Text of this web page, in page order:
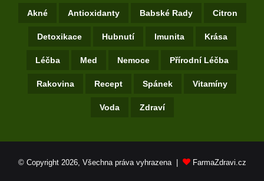
Akné Antioxidanty Babské Rady Citron
Detoxikace Hubnutí Imunita Krása
Léčba Med Nemoce Přírodní Léčba
Rakovina Recept Spánek Vitamíny
Voda Zdraví
© Copyright 2026, Všechna práva vyhrazena | FarmaZdravi.cz